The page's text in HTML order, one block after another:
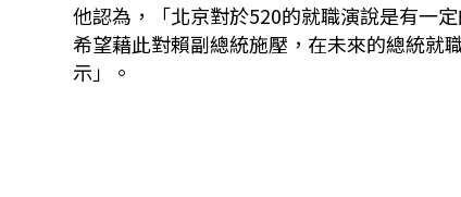
他認為，「北京對於520的就職演說是有一
希望藉此對賴副總統施壓，在未來的總統就
示」。